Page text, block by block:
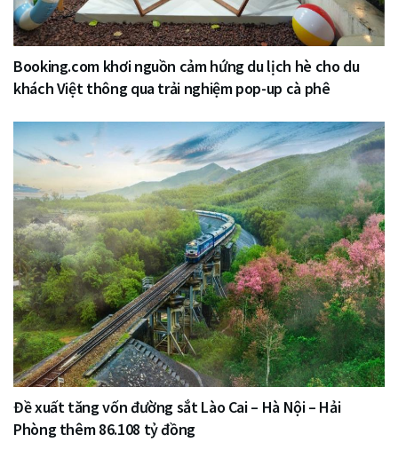
Booking.com khơi nguồn cảm hứng du lịch hè cho du
khách Việt thông qua trải nghiệm pop-up cà phê
Đề xuất tăng vốn đường sắt Lào Cai – Hà Nội – Hải
Phòng thêm 86.108 tỷ đồng